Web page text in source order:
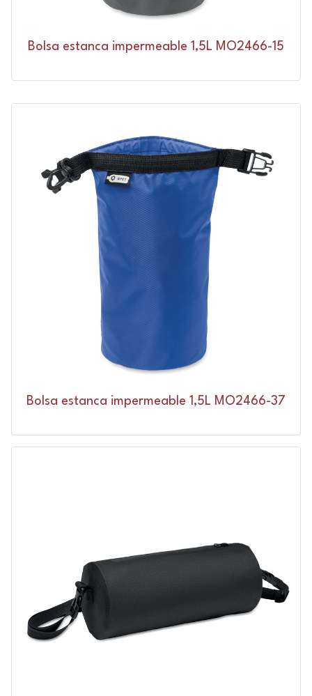
Bolsa estanca impermeable 1,5L MO2466-15
Bolsa estanca impermeable 1,5L MO2466-37